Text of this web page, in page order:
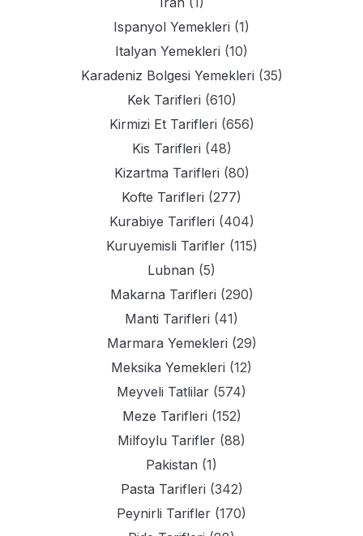
Ispanyol Yemekleri (1)
Italyan Yemekleri (10)
Karadeniz Bolgesi Yemekleri (35)
Kek Tarifleri (610)
Kirmizi Et Tarifleri (656)
Kis Tarifleri (48)
Kizartma Tarifleri (80)
Kofte Tarifleri (277)
Kurabiye Tarifleri (404)
Kuruyemisli Tarifler(115)
Lubnan (5)
Makarna Tarifleri (290)
Manti Tarifleri (41)
Marmara Yemekleri (29)
Meksika Yemekleri (12)
Meyveli Tatlilar (574)
Meze Tarifleri (152)
Milfoylu Tarifler (88)
Pakistan (1)
Pasta Tarifleri (342)
Peynirli Tarifler (170)